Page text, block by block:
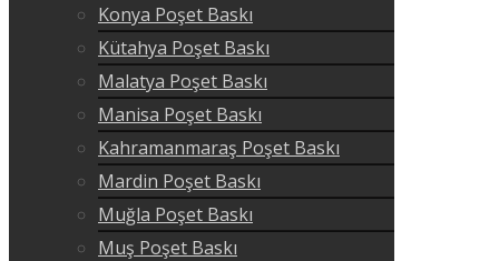
Konya Poşet Baskı
Kütahya Poşet Baskı
Malatya Poşet Baskı
Manisa Poşet Baskı
Kahramanmaraş Poşet Baskı
Mardin Poşet Baskı
Muğla Poşet Baskı
Muş Poşet Baskı